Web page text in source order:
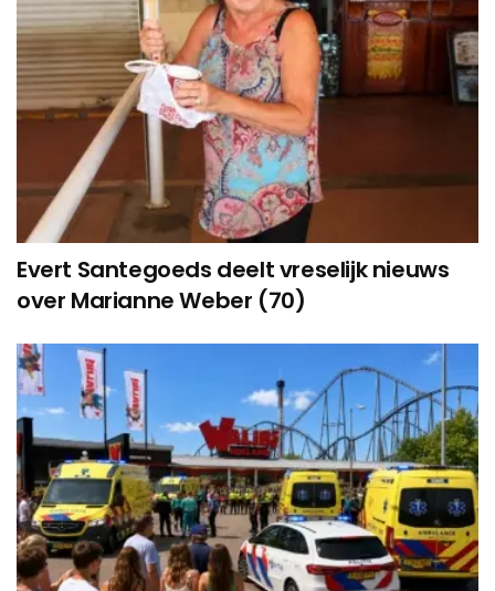
Evert Santegoeds deelt vreselijk nieuws
over Marianne Weber (70)